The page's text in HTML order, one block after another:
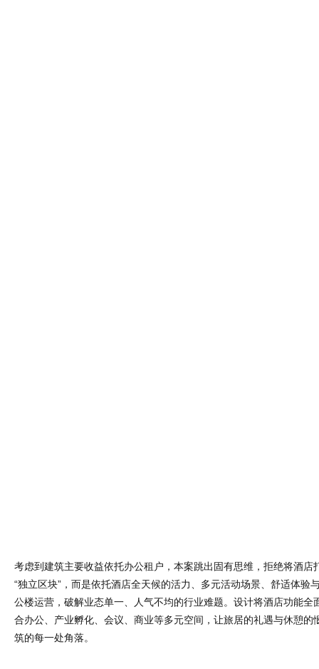
考虑到建筑主要收益依托办公租户，本案跳出固有思维，拒绝将酒店
“独立区块”，而是依托酒店全天候的活力、多元活动场景、舒适体验
公楼运营，破解业态单一、人气不均的行业难题。设计将酒店功能全
合办公、产业孵化、会议、商业等多元空间，让旅居的礼遇与休憩的
筑的每一处角落。